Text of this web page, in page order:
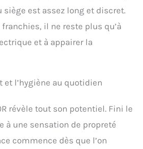
personnes en surpoids
jusqu'à 130 kg ; les
personnes ayant des
selles dures et souffrant
de constipation ; les
siège est assez long et discret.
il ne reste plus qu’à
et à appairer la
et l’hygiène au quotidien
révèle tout son potentiel. Fini le
à une sensation de propreté
commence dès que l’on